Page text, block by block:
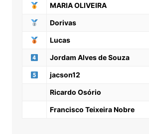
MARIA OLIVEIRA
Dorivas
Lucas
Jordam Alves de Souza
jacson12
Ricardo Osório
Francisco Teixeira Nobre